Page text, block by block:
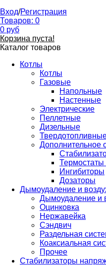
Вход/Регистрация
Товаров: 0
0 руб
Корзина пуста!
Каталог товаров
Котлы
Котлы
Газовые
Напольные
Настенные
Электрические
Пеллетные
Дизельные
Дополнительное
Ингибиторы
Дозаторы
Дымоудаление и
Дымоудаление и
Оцинковка
Нержавейка
Сэндвич
Раздельная
Коаксиальная
Прочее
Стабилизаторы